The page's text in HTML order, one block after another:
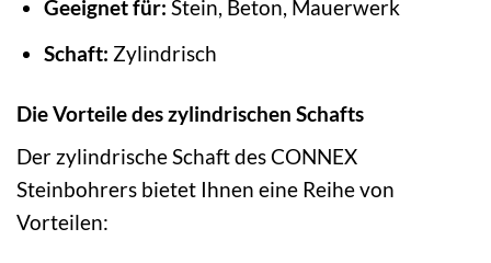
Geeignet für: Stein, Beton, Mauerwerk
Schaft: Zylindrisch
Die Vorteile des zylindrischen Schafts
Der zylindrische Schaft des CONNEX
Steinbohrers bietet Ihnen eine Reihe von
Vorteilen: